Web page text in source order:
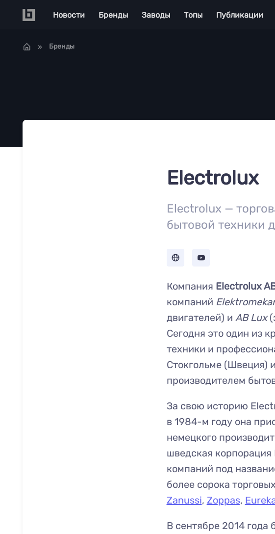
Main navigation
Новости Бренды Заводы Топы Публикации
Бренды
Electrolux
Electrolux —
бытовой техники
Компания Electrolux
компаний
двигателей) и AB Lux
Сегодня это один из
техники и
Стокгольме (Швеция)
производителем
За свою историю
в 1984-м году она
немецкого
шведская
компаний под
более сорока
Zanussi, Zoppas,
В сентябре 2014 года